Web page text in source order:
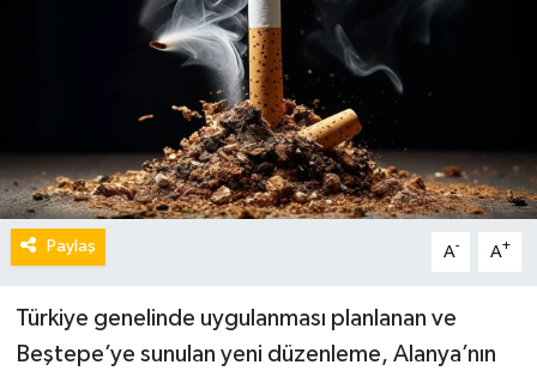
Paylaş A- A+
Türkiye genelinde uygulanması planlanan ve
Beştepe’ye sunulan yeni düzenleme, Alanya’nın